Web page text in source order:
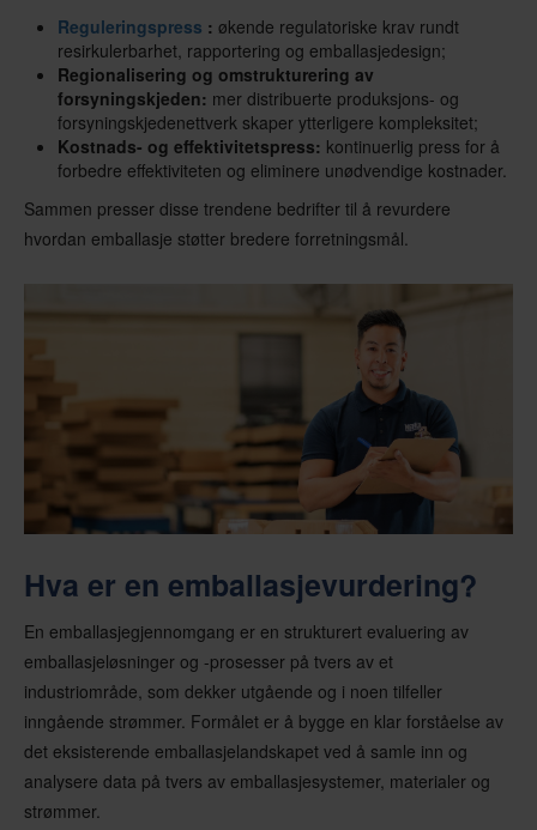
Reguleringspress : økende regulatoriske krav rundt
resirkulerbarhet, rapportering og emballasjedesign;
Regionalisering og omstrukturering av
forsyningskjeden: mer distribuerte produksjons- og
forsyningskjedenettverk skaper ytterligere kompleksitet;
Kostnads- og effektivitetspress: kontinuerlig press for å
forbedre effektiviteten og eliminere unødvendige kostnader.
Sammen presser disse trendene bedrifter til å revurdere
hvordan emballasje støtter bredere forretningsmål.
Hva er en emballasjevurdering?
En emballasjegjennomgang er en strukturert evaluering av
emballasjeløsninger og -prosesser på tvers av et
industriområde, som dekker utgående og i noen tilfeller
inngående strømmer. Formålet er å bygge en klar forståelse av
det eksisterende emballasjelandskapet ved å samle inn og
analysere data på tvers av emballasjesystemer, materialer og
strømmer.